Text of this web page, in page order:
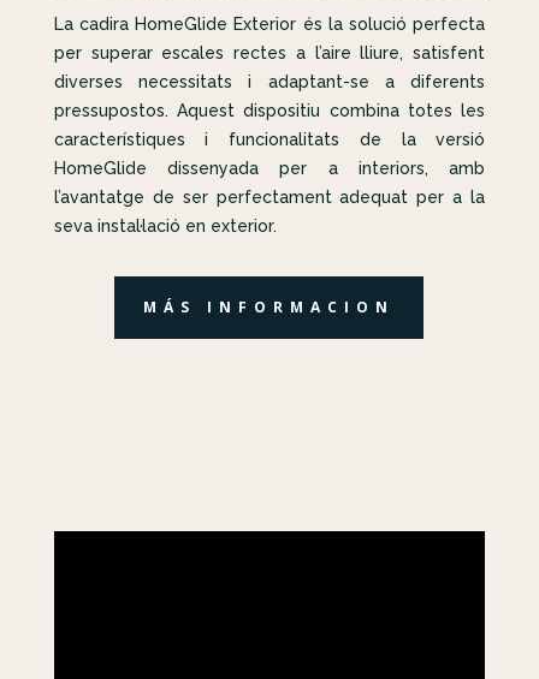
La cadira HomeGlide Exterior és la solució perfecta
per superar escales rectes a l’aire lliure, satisfent
diverses necessitats i adaptant-se a diferents
pressupostos. Aquest dispositiu combina totes les
característiques i funcionalitats de la versió
HomeGlide dissenyada per a interiors, amb
l’avantatge de ser perfectament adequat per a la
seva instal·lació en exterior.
MÁS INFORMACION